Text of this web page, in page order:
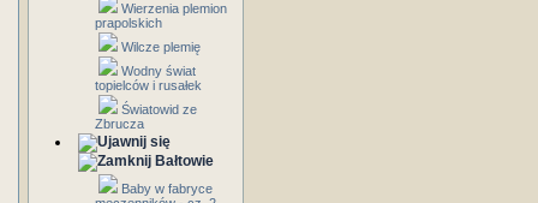
Wierzenia plemion
prapolskich
Wilcze plemię
Wodny świat
topielców i rusałek
Światowid ze
Zbrucza
Bałtowie
Baby w fabryce